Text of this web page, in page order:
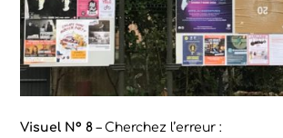
Visuel N° 8 – Cherchez l’erreur :